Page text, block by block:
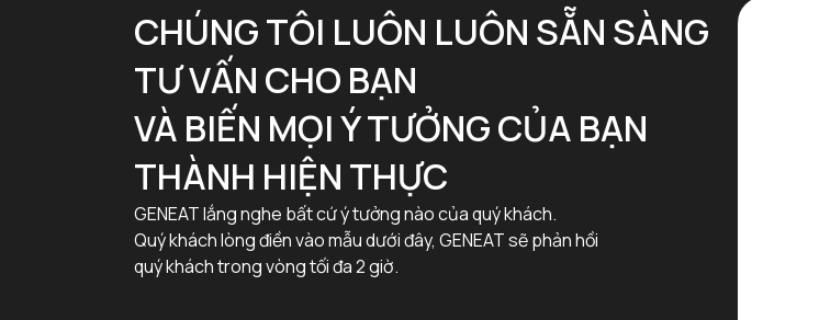
CHÚNG TÔI LUÔN LUÔN SẴN SÀNG
TƯ VẤN CHO BẠN
VÀ BIẾN MỌI Ý TƯỞNG CỦA BẠN
THÀNH HIỆN THỰC
GENEAT lắng nghe bất cứ ý tưởng nào của quý khách.
Quý khách lòng điền vào mẫu dưới đây, GENEAT sẽ phản hồi
quý khách trong vòng tối đa 2 giờ.